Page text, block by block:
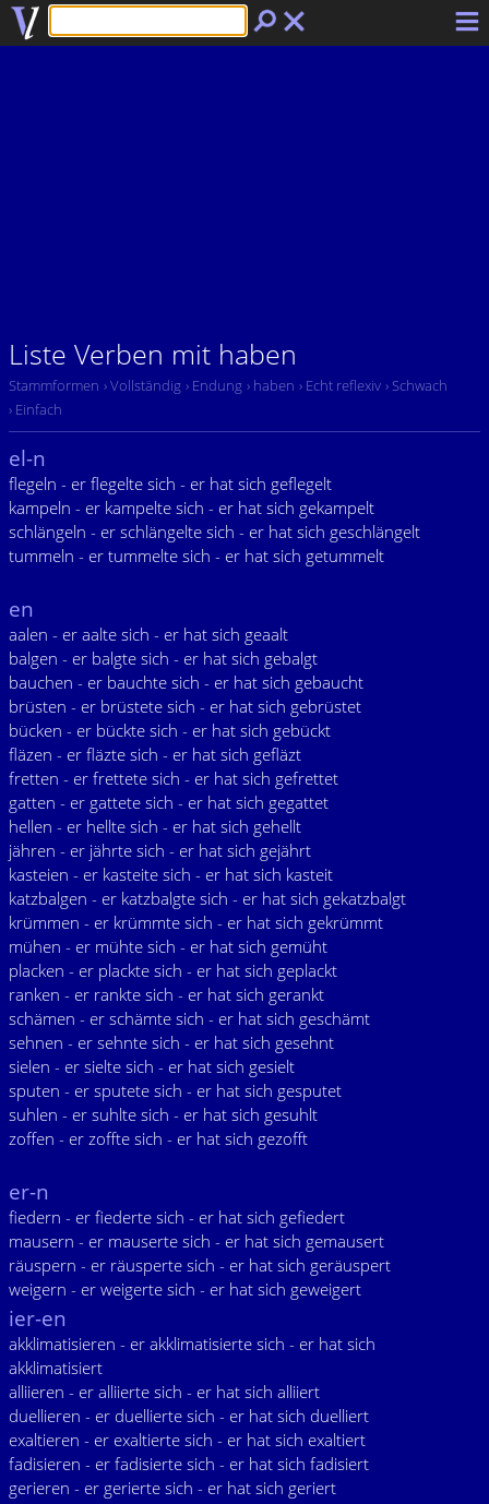
Liste Verben mit haben
Stammformen › Vollständig › Endung › haben › Echt reflexiv › Schwach
› Einfach
el-n
flegeln - er flegelte sich - er hat sich geflegelt
kampeln - er kampelte sich - er hat sich gekampelt
schlängeln - er schlängelte sich - er hat sich geschlängelt
tummeln - er tummelte sich - er hat sich getummelt
en
aalen - er aalte sich - er hat sich geaalt
balgen - er balgte sich - er hat sich gebalgt
bauchen - er bauchte sich - er hat sich gebaucht
brüsten - er brüstete sich - er hat sich gebrüstet
bücken - er bückte sich - er hat sich gebückt
fläzen - er fläzte sich - er hat sich gefläzt
fretten - er frettete sich - er hat sich gefrettet
gatten - er gattete sich - er hat sich gegattet
hellen - er hellte sich - er hat sich gehellt
jähren - er jährte sich - er hat sich gejährt
kasteien - er kasteite sich - er hat sich kasteit
katzbalgen - er katzbalgte sich - er hat sich gekatzbalgt
krümmen - er krümmte sich - er hat sich gekrümmt
mühen - er mühte sich - er hat sich gemüht
placken - er plackte sich - er hat sich geplackt
ranken - er rankte sich - er hat sich gerankt
schämen - er schämte sich - er hat sich geschämt
sehnen - er sehnte sich - er hat sich gesehnt
sielen - er sielte sich - er hat sich gesielt
sputen - er sputete sich - er hat sich gesputet
suhlen - er suhlte sich - er hat sich gesuhlt
zoffen - er zoffte sich - er hat sich gezofft
er-n
fiedern - er fiederte sich - er hat sich gefiedert
mausern - er mauserte sich - er hat sich gemausert
räuspern - er räusperte sich - er hat sich geräuspert
weigern - er weigerte sich - er hat sich geweigert
ier-en
akklimatisieren - er akklimatisierte sich - er hat sich
akklimatisiert
alliieren - er alliierte sich - er hat sich alliiert
duellieren - er duellierte sich - er hat sich duelliert
exaltieren - er exaltierte sich - er hat sich exaltiert
fadisieren - er fadisierte sich - er hat sich fadisiert
gerieren - er gerierte sich - er hat sich geriert